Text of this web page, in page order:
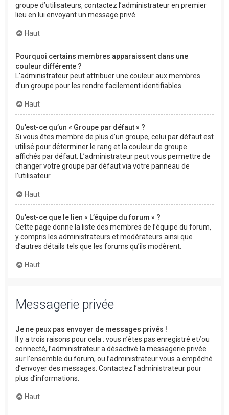
groupe d’utilisateurs, contactez l’administrateur en premier
lieu en lui envoyant un message privé.
Haut
Pourquoi certains membres apparaissent dans une
couleur différente ?
L’administrateur peut attribuer une couleur aux membres
d’un groupe pour les rendre facilement identifiables.
Haut
Qu’est-ce qu’un « Groupe par défaut » ?
Si vous êtes membre de plus d’un groupe, celui par défaut est
utilisé pour déterminer le rang et la couleur de groupe
affichés par défaut. L’administrateur peut vous permettre de
changer votre groupe par défaut via votre panneau de
l’utilisateur.
Haut
Qu’est-ce que le lien « L’équipe du forum » ?
Cette page donne la liste des membres de l’équipe du forum,
y compris les administrateurs et modérateurs ainsi que
d’autres détails tels que les forums qu’ils modèrent.
Haut
Messagerie privée
Je ne peux pas envoyer de messages privés !
Il y a trois raisons pour cela : vous n’êtes pas enregistré et/ou
connecté, l’administrateur a désactivé la messagerie privée
sur l’ensemble du forum, ou l’administrateur vous a empêché
d’envoyer des messages. Contactez l’administrateur pour
plus d’informations.
Haut